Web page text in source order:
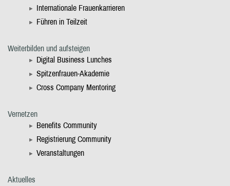
Internationale Frauenkarrieren
Führen in Teilzeit
Weiterbilden und aufsteigen
Digital Business Lunches
Spitzenfrauen-Akademie
Cross Company Mentoring
Vernetzen
Benefits Community
Registrierung Community
Veranstaltungen
Aktuelles